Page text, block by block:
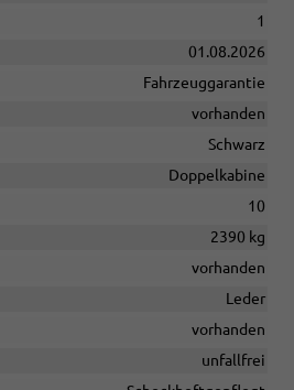
1
01.08.2026
Fahrzeuggarantie
vorhanden
Schwarz
Doppelkabine
10
2390 kg
vorhanden
Leder
vorhanden
unfallfrei